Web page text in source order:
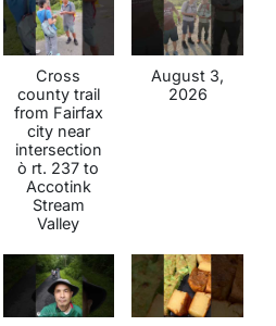
Cross
county trail
from Fairfax
city near
intersection
ò rt. 237 to
Accotink
Stream
Valley
August 3,
2026